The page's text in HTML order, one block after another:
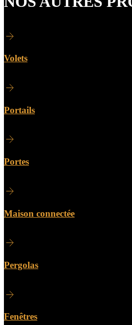
Volets
Portails
Portes
Maison connectée
Pergolas
Fenêtres